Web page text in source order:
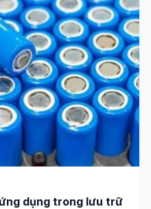
dụng trong lưu trữ